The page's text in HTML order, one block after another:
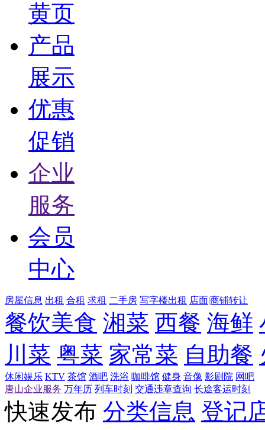
黄页
产品
展示
优惠
促销
企业
服务
会员
中心
房屋信息 出租 合租 求租 二手房 写字楼出租 店面|商铺转让
餐饮美食 湘菜 西餐 海鲜
川菜 粤菜 家常菜 自助餐
休闲娱乐 KTV 茶馆 酒吧 洗浴 咖啡馆 健身 音像 影剧院 网吧
唐山企业服务 万年历 列车时刻 交通违章查询 长途客运时刻
快速发布 分类信息 登记